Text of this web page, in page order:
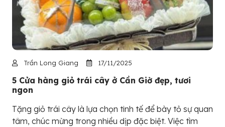
Trần Long Giang 17/11/2025
5 Cửa hàng giỏ trái cây ở Cần Giờ đẹp, tươi
ngon
Tặng giỏ trái cây là lựa chọn tinh tế để bày tỏ sự quan
tâm, chúc mừng trong nhiều dịp đặc biệt. Việc tìm